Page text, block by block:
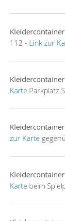
Kleidercontainer
112 - Link zur
Kleidercontainer
Karte Parkplatz
Kleidercontainer
zur Karte
Kleidercontainer
Karte beim